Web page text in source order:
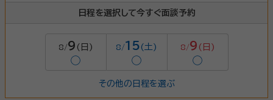
日程を選択して今すぐ面談予約
8/9 (日)
◯
8/15(土)
◯
8/9 (日)
◯
その他の日程を選ぶ